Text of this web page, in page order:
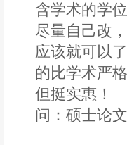
含学术的学
尽量自己改
应该就可以
的比学术严
但挺实惠！
问：硕士论